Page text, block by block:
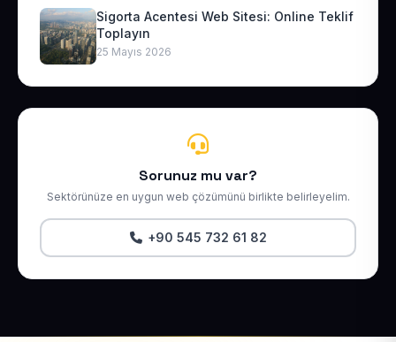
Sigorta Acentesi Web Sitesi: Online Teklif
Toplayın
25 Mayıs 2026
Sorunuz mu var?
Sektörünüze en uygun web çözümünü birlikte belirleyelim.
+90 545 732 61 82